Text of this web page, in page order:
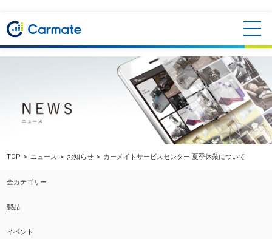
TOP ニュース お知らせ カーメイトサービスセンター 夏季休業について
全カテゴリー
製品
イベント